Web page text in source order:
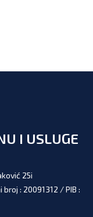
I USLUGE
25i
: 20091312 / PIB :